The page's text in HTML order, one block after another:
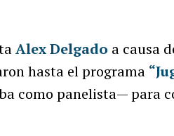
Alex Delgado a causa
hasta el programa
como panelista— para